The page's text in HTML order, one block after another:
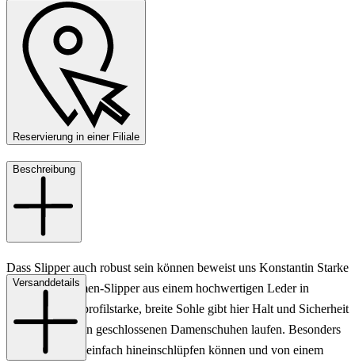
Reservierung in einer Filiale
Beschreibung
Dass Slipper auch robust sein können beweist uns Konstantin Starke
mit diesem Damen-Slipper aus einem hochwertigen Leder in
Schwarz. Eine profilstarke, breite Sohle gibt hier Halt und Sicherheit
als würden Sie in geschlossenen Damenschuhen laufen. Besonders
toll ist, dass Sie einfach hineinschlüpfen können und von einem
Versanddetails